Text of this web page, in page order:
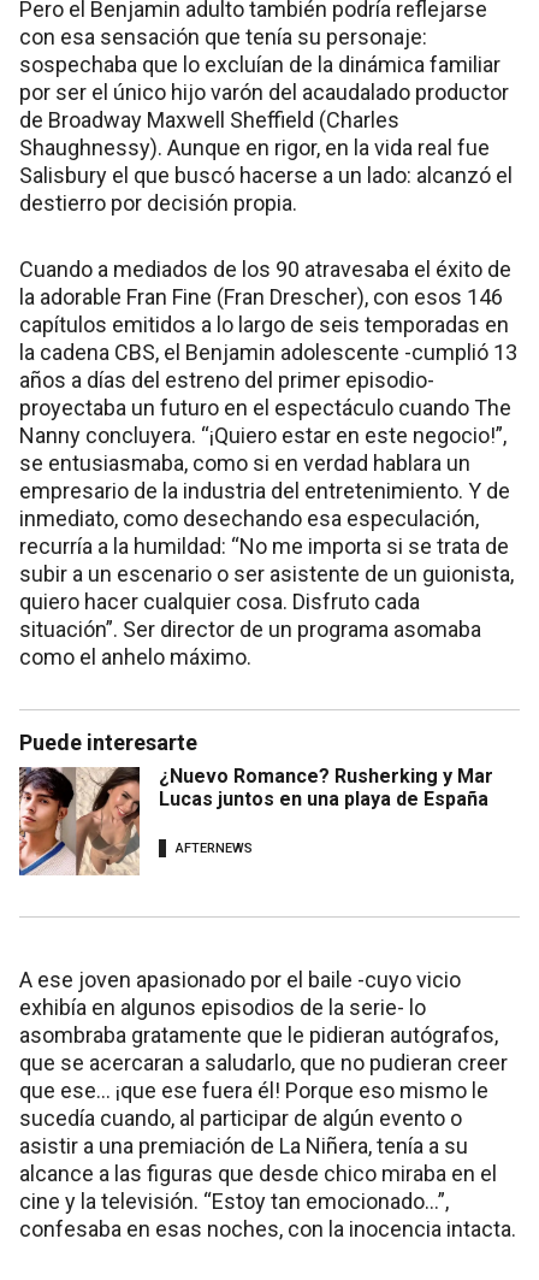
Pero el Benjamin adulto también podría reflejarse
con esa sensación que tenía su personaje:
sospechaba que lo excluían de la dinámica familiar
por ser el único hijo varón del acaudalado productor
de Broadway Maxwell Sheffield (Charles
Shaughnessy). Aunque en rigor, en la vida real fue
Salisbury el que buscó hacerse a un lado: alcanzó el
destierro por decisión propia.
Cuando a mediados de los 90 atravesaba el éxito de
la adorable Fran Fine (Fran Drescher), con esos 146
capítulos emitidos a lo largo de seis temporadas en
la cadena CBS, el Benjamin adolescente -cumplió 13
años a días del estreno del primer episodio-
proyectaba un futuro en el espectáculo cuando The
Nanny concluyera. “¡Quiero estar en este negocio!”,
se entusiasmaba, como si en verdad hablara un
empresario de la industria del entretenimiento. Y de
inmediato, como desechando esa especulación,
recurría a la humildad: “No me importa si se trata de
subir a un escenario o ser asistente de un guionista,
quiero hacer cualquier cosa. Disfruto cada
situación”. Ser director de un programa asomaba
como el anhelo máximo.
Puede interesarte
¿Nuevo Romance? Rusherking y Mar
Lucas juntos en una playa de España
AFTERNEWS
A ese joven apasionado por el baile -cuyo vicio
exhibía en algunos episodios de la serie- lo
asombraba gratamente que le pidieran autógrafos,
que se acercaran a saludarlo, que no pudieran creer
que ese... ¡que ese fuera él! Porque eso mismo le
sucedía cuando, al participar de algún evento o
asistir a una premiación de La Niñera, tenía a su
alcance a las figuras que desde chico miraba en el
cine y la televisión. “Estoy tan emocionado...”,
confesaba en esas noches, con la inocencia intacta.